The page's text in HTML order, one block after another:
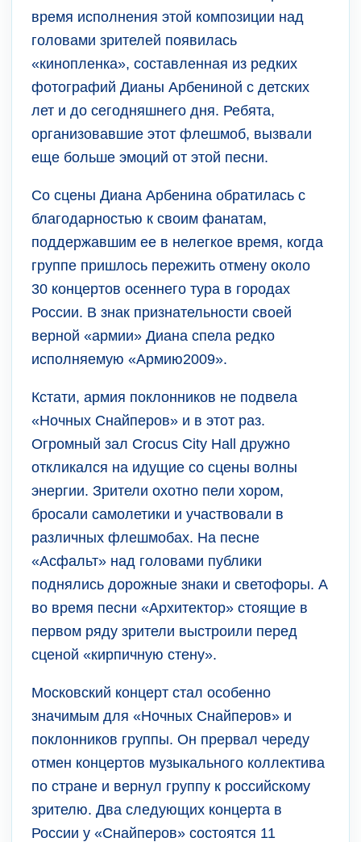
время исполнения этой композиции над
головами зрителей появилась
«кинопленка», составленная из редких
фотографий Дианы Арбениной с детских
лет и до сегодняшнего дня. Ребята,
организовавшие этот флешмоб, вызвали
еще больше эмоций от этой песни.
Со сцены Диана Арбенина обратилась с
благодарностью к своим фанатам,
поддержавшим ее в нелегкое время, когда
группе пришлось пережить отмену около
30 концертов осеннего тура в городах
России. В знак признательности своей
верной «армии» Диана спела редко
исполняемую «Армию2009».
Кстати, армия поклонников не подвела
«Ночных Снайперов» и в этот раз.
Огромный зал Crocus City Hall дружно
откликался на идущие со сцены волны
энергии. Зрители охотно пели хором,
бросали самолетики и участвовали в
различных флешмобах. На песне
«Асфальт» над головами публики
поднялись дорожные знаки и светофоры. А
во время песни «Архитектор» стоящие в
первом ряду зрители выстроили перед
сценой «кирпичную стену».
Московский концерт стал особенно
значимым для «Ночных Снайперов» и
поклонников группы. Он прервал череду
отмен концертов музыкального коллектива
по стране и вернул группу к российскому
зрителю. Два следующих концерта в
России у «Снайперов» состоятся 11